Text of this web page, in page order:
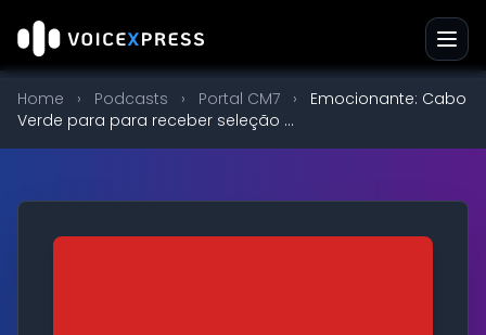
Home › Podcasts › Portal CM7 ›
Emocionante: Cabo
Verde para para receber seleção ...